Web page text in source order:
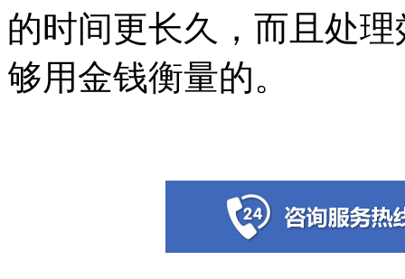
的时间更长久，而且处
够用金钱衡量的。